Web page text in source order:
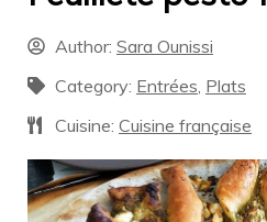
Author: Sara Ounissi
Category: Entrées, Plats
Cuisine: Cuisine française